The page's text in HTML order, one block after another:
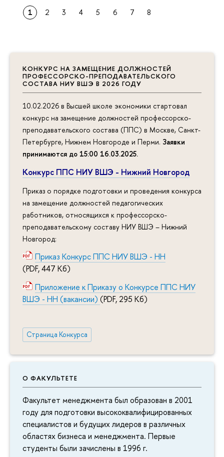
КОНКУРС НА ЗАМЕЩЕНИЕ ДОЛЖНОСТЕЙ
ПРОФЕССОРСКО-ПРЕПОДАВАТЕЛЬСКОГО
СОСТАВА НИУ ВШЭ В 2026 ГОДУ
10.02.2026 в Высшей школе экономики стартовал
конкурс на замещение должностей профессорско-
преподавательского состава (ППС) в Москве, Санкт-
Петербурге, Нижнем Новгороде и Перми. Заявки
принимаются до 15:00 16.03.2025.
Конкурс ППС НИУ ВШЭ - Нижний Новгород
Приказ о порядке подготовки и проведения конкурса
на замещение должностей педагогических
работников, относящихся к профессорско-
преподавательскому составу НИУ ВШЭ – Нижний
Новгород:
Приказ Конкурс ППС НИУ ВШЭ - НН
(PDF, 447 Кб)
Приложение к Приказу о Конкурсе ППС НИУ
ВШЭ - НН (вакансии) (PDF, 295 Кб)
Страница Конкурса
О ФАКУЛЬТЕТЕ
Факультет менеджмента был образован в 2001
году для подготовки высококвалифицированных
специалистов и будущих лидеров в различных
областях бизнеса и менеджмента. Первые
студенты были зачислены в 1996 г.
1 2 3 4 5 6 7 8